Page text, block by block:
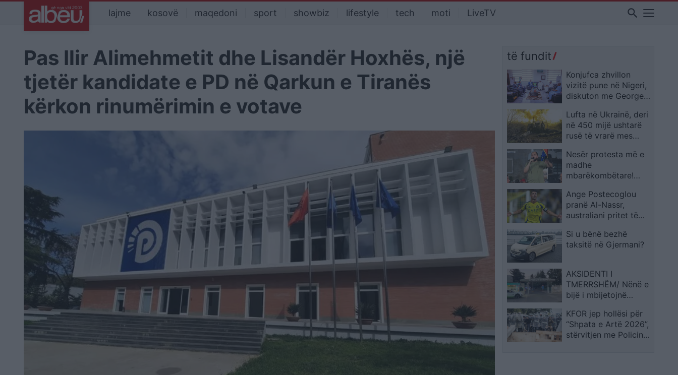
lajme kosovë maqedoni sport showbiz lifestyle tech moti LiveTV search
Pas Ilir Alimehmetit dhe Lisandër Hoxhës, një
tjetër kandidate e PD në Qarkun e Tiranës
kërkon rinumërimin e votave
të fundit
Konjufca zhvillon
vizitë pune në Nigeri,
diskuton me George
me Kosovën
Lufta në Ukrainë, deri
në 450 mijë ushtarë
rusë të vrarë mes
ofensivës së ngadaltë,
por Putini vijon pa u
ndalur
Nesër protesta më e
madhe
mbarëkombëtare!
shqiptarëve: Nga
Konispoli në Vermosh,
nga diaspora, të gjithë
jenë dhe…
Ange Postecoglou
pranë Al-Nassr,
australiani pritet të
Cristiano Ronaldos
Si u bënë bezhë
taksitë në Gjermani?
AKSIDENTI I
TMERRSHËM/ Nënë e
bijë i mbijetojnë
autobusit por
humbin…
KFOR jep hollësi për
“Shpata e Artë 2026”,
stërvitjen me Policinë,